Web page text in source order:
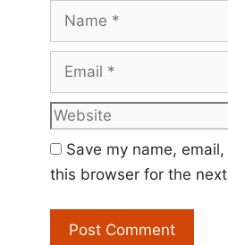
Name
Email
Website
Save my name,
this browser for the